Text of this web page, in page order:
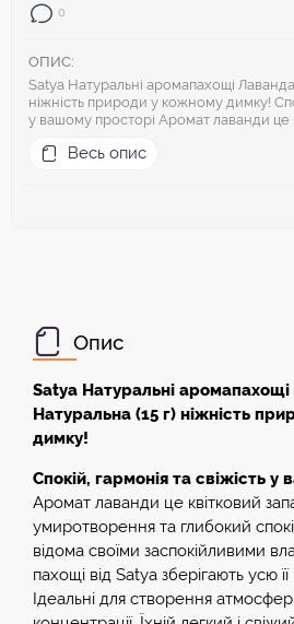
0
ОПИС:
Satya Натуральні аромапахощі
ніжність природи у кожному димку!
у вашому просторі Аромат лаванди це
відома своїми заспокійливими
Весь опис
Опис
Satya Натуральні
Натуральна (15 г) ніжність
димку!
Спокій, гармонія та свіжість у
Аромат лаванди це квітковий
умиротворення та глибокий
відома своїми заспокійливими
пахощі від Satya зберігають усю
Ідеальні для створення